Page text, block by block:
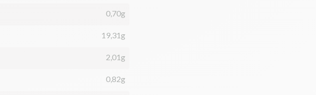
0,70g
19,31g
2,01g
0,82g